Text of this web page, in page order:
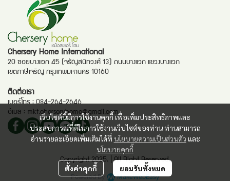
เว็บไซต์นี้มีการใช้งานคุกกี้ เพื่อเพิ่มประสิทธิภาพและ
ประสบการณ์ที่ดีในการใช้งานเว็บไซต์ของท่าน ท่านสามารถ
อ่านรายละเอียดเพิ่มเติมได้ที่ นโยบายความเป็นส่วนตัว และ
นโยบายคุกกี้
ตั้งค่าคุกกี้ ยอมรับทั้งหมด
Chersery Home International
20 ซอยบางแวก 45 (จรัญสนิทวงศ์ 13) ถนนบางแวก แขวงบางแวก
เขตภาษีเจริญ กรุงเทพมหานคร 10160
ติดต่อเรา
เบอร์โทร :084-264-2646
อีเมล : mkt.cherseryhome@gmail.com
Copyright 2025. | All Right Reserved.
Powered By MakeWebEasy